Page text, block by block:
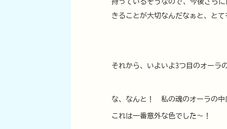
持っているそうなので、今後さら
きることが大切なんだなぁと、と
それから、いよいよ3つ目のオーラ
な、なんと！　私の魂のオーラの
これは一番意外な色でした～！